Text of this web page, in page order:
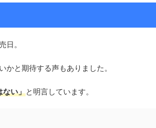
日。
と期待する声もありました。
ない」と明言しています。